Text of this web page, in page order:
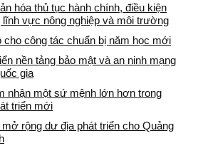
hóa thủ tục hành chính, điều kiện
lĩnh vực nông nghiệp và môi trường
cho công tác chuẩn bị năm học mới
nền tảng bảo mật và an ninh mạng
gia
nhận một sứ mệnh lớn hơn trong
triển mới
rộng dư địa phát triển cho Quảng